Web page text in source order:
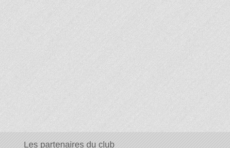
Les partenaires du club